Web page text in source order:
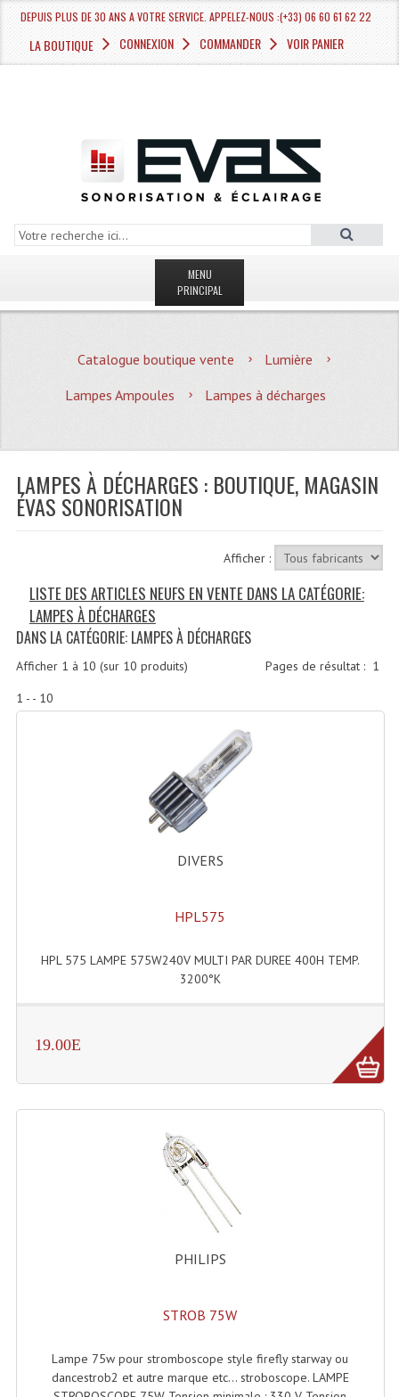
DEPUIS PLUS DE 30 ANS A VOTRE SERVICE. APPELEZ-NOUS :(+33) 06 60 61 62 22
LA BOUTIQUE CONNEXION COMMANDER VOIR PANIER
MENU
PRINCIPAL
MAGASIN
Quoi De Neuf?
Plan Acces, Horaires.
Location De Matériel
Recevoir Nos Promotions
Sonorisation
Accessoires Pieds Cellules Diamants
Accessoires Enceintes
Diamants
Compresseurs , Limiteurs , Noise Gate
Egaliseur Egaliseurs
Enceintes Et Caissons Basses
Enceintes, Système Amplifiés
Enceintes Passives Sono
Retours De Scène
Catalogue boutique vente
Lumière
Lampes Ampoules
Lampes à décharges
LAMPES À DÉCHARGES : BOUTIQUE, MAGASIN
ÉVAS SONORISATION
Afficher :
LISTE DES ARTICLES NEUFS EN VENTE DANS LA CATÉGORIE:
LAMPES À DÉCHARGES
DANS LA CATÉGORIE: LAMPES À DÉCHARGES
Pages de résultat : 1
Afficher 1 à 10 (sur 10 produits)
1 - - 10
DIVERS
HPL575
HPL 575 LAMPE 575W240V MULTI PAR DUREE 400H TEMP.
3200°K
19.00E
PHILIPS
STROB 75W
Lampe 75w pour stromboscope style firefly starway ou
dancestrob2 et autre marque etc... stroboscope. LAMPE